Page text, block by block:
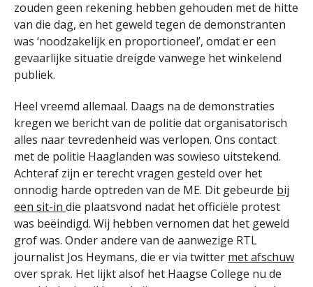
zouden geen rekening hebben gehouden met de hitte
van die dag, en het geweld tegen de demonstranten
was ‘noodzakelijk en proportioneel’, omdat er een
gevaarlijke situatie dreigde vanwege het winkelend
publiek.
Heel vreemd allemaal. Daags na de demonstraties
kregen we bericht van de politie dat organisatorisch
alles naar tevredenheid was verlopen. Ons contact
met de politie Haaglanden was sowieso uitstekend.
Achteraf zijn er terecht vragen gesteld over het
onnodig harde optreden van de ME. Dit gebeurde bij
een sit-in die plaatsvond nadat het officiële protest
was beëindigd. Wij hebben vernomen dat het geweld
grof was. Onder andere van de aanwezige RTL
journalist Jos Heymans, die er via twitter met afschuw
over sprak. Het lijkt alsof het Haagse College nu de